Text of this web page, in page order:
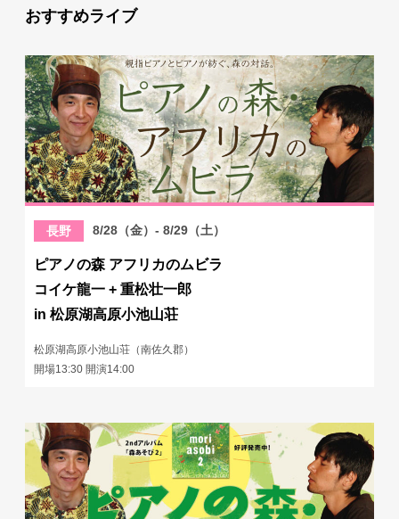
おすすめライブ
長野 8/28（金）- 8/29（土）
ピアノの森 アフリカのムビラ
コイケ龍一 + 重松壮一郎
in 松原湖高原小池山荘
松原湖高原小池山荘（南佐久郡）
開場13:30 開演14:00